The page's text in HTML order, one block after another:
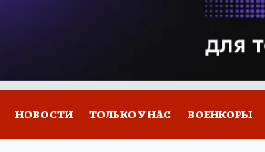
НОВОСТИ ТОЛЬКО У НАС ВОЕНКОРЫ